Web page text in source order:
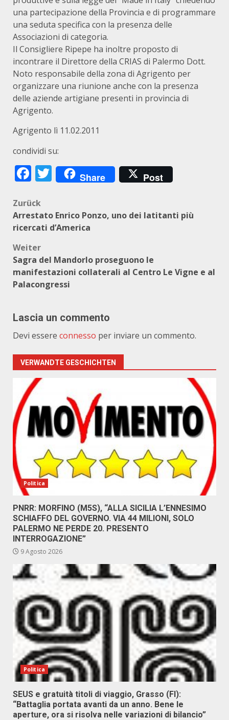
una partecipazione della Provincia e di programmare
una seduta specifica con la presenza delle
Associazioni di categoria.
Il Consigliere Ripepe ha inoltre proposto di
incontrare il Direttore della CRIAS di Palermo Dott.
Noto responsabile della zona di Agrigento per
organizzare una riunione anche con la presenza
delle aziende artigiane presenti in provincia di
Agrigento.
Agrigento lì 11.02.2011
condividi su:
Facebook
Twitter
Share Post
Beitragsnavigation
Zurück
Arrestato Enrico Ponzo, uno dei latitanti più
ricercati d’America
Weiter
Sagra del Mandorlo proseguono le
manifestazioni collaterali al Centro Le Vigne e al
Palacongressi
Lascia un commento
Devi essere connesso per inviare un commento.
VERWANDTE GESCHICHTEN
Politica
PNRR: MORFINO (M5S), “ALLA SICILIA L’ENNESIMO
SCHIAFFO DEL GOVERNO. VIA 44 MILIONI, SOLO
PALERMO NE PERDE 20. PRESENTO
INTERROGAZIONE”
9 Agosto 2026
Politica
SEUS e gratuità titoli di viaggio, Grasso (FI):
“Battaglia portata avanti da un anno. Bene le
aperture, ora si risolva nelle variazioni di bilancio”